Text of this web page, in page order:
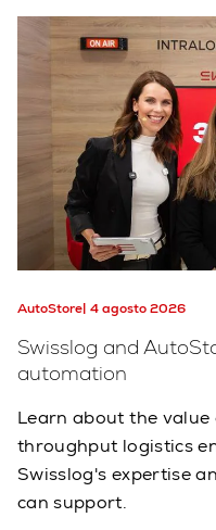
AutoStore 4 agosto 2026
Swisslog and
automation
Learn about the
throughput logistics
Swisslog's expertise
can support.